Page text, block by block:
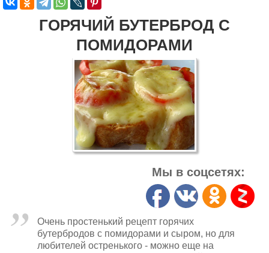
ГОРЯЧИЙ БУТЕРБРОД С
ПОМИДОРАМИ
Мы в соцсетях:
Очень простенький рецепт горячих
бутербродов с помидорами и сыром, но для
любителей остренького - можно еще на